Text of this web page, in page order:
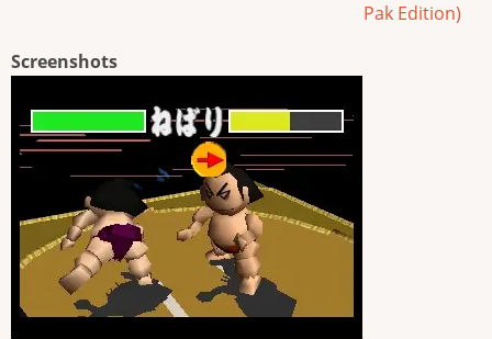
Pak Edition)
Screenshots